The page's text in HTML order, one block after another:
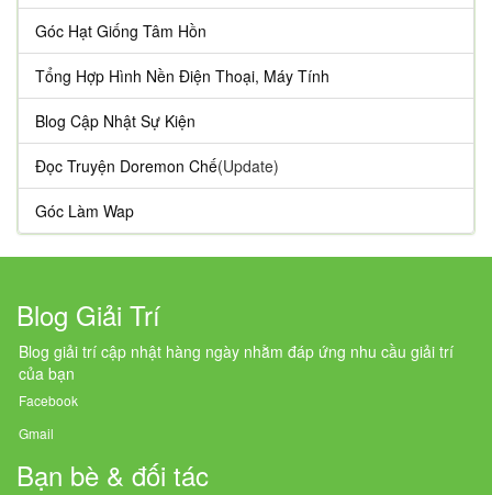
Góc Hạt Giống Tâm Hồn
Tổng Hợp Hình Nền Điện Thoại, Máy Tính
Blog Cập Nhật Sự Kiện
Đọc Truyện Doremon Chế(Update)
Góc Làm Wap
Blog Giải Trí
Blog giải trí cập nhật hàng ngày nhằm đáp ứng nhu cầu giải trí
của bạn
Facebook
Gmail
Bạn bè & đối tác